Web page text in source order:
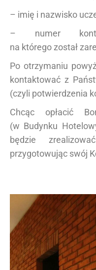
– imię i nazwisko
– numer
na którego został
Po otrzymaniu
kontaktować z
(czyli potwierdzenia
Chcąc opłacić
(w Budynku
będzie
przygotowując swój